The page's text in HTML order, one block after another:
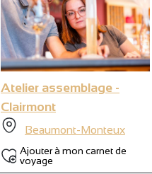
9
Atelier assemblage -
Clairmont
Beaumont-Monteux
Ajouter à mon carnet de
voyage